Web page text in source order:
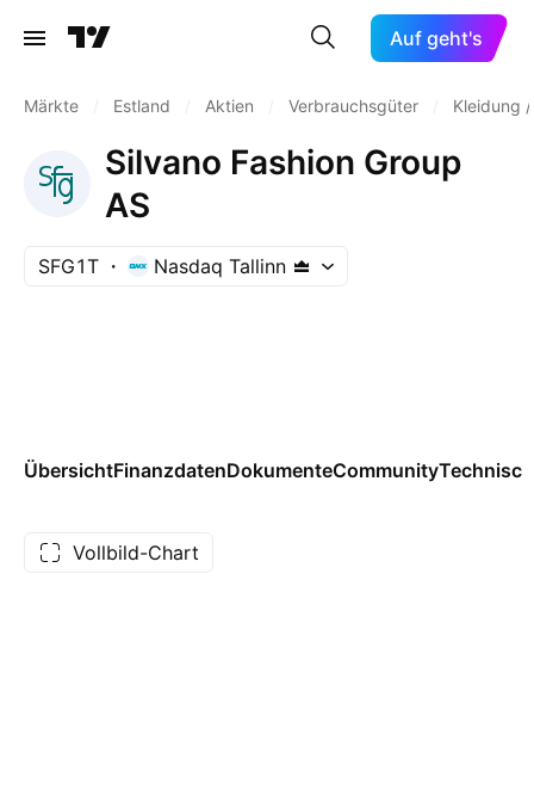
Auf geht's
Märkte Estland Aktien Verbrauchsgüter Kleidung
Silvano Fashion Group
AS
SFG1T Nasdaq Tallinn
ÜbersichtFinanzdatenDokumenteCommunity
Vollbild-Chart